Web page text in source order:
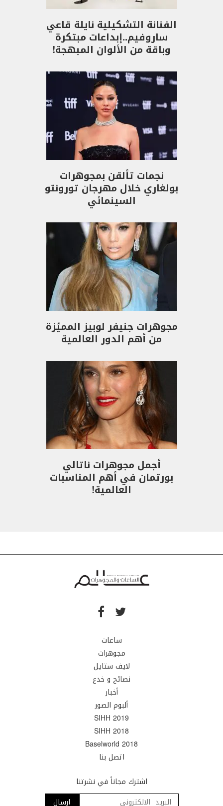
الفنانة التشكيلية نايلة قاعي
ساروفيم..إبداعات مبتكرة
وباقة من الألوان المبهجة!
نجمات تألقن بمجوهرات
بولغاري خلال مهرجان تورونتو
السينمائي
مجوهرات جنيفر لوبيز المميّزة
من أهم الدور العالمية
أجمل مجوهرات ناتالي
بورتمان في أهم المناسبات
العالمية!
ساعات
مجوهرات
لايف ستايل
نصائح و خدع
أخبار
ألبوم الصور
SIHH 2019
SIHH 2018
Baselworld 2018
اتصل بنا
اشترك مجاناً في نشرتنا